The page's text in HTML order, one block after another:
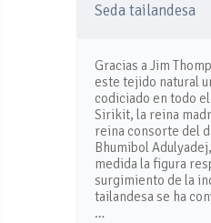
Seda tailandesa
Gracias a Jim
este tejido natural
codiciado en todo
Sirikit, la reina
reina consorte del
Bhumibol
medida la figura
surgimiento de la
tailandesa se ha
…